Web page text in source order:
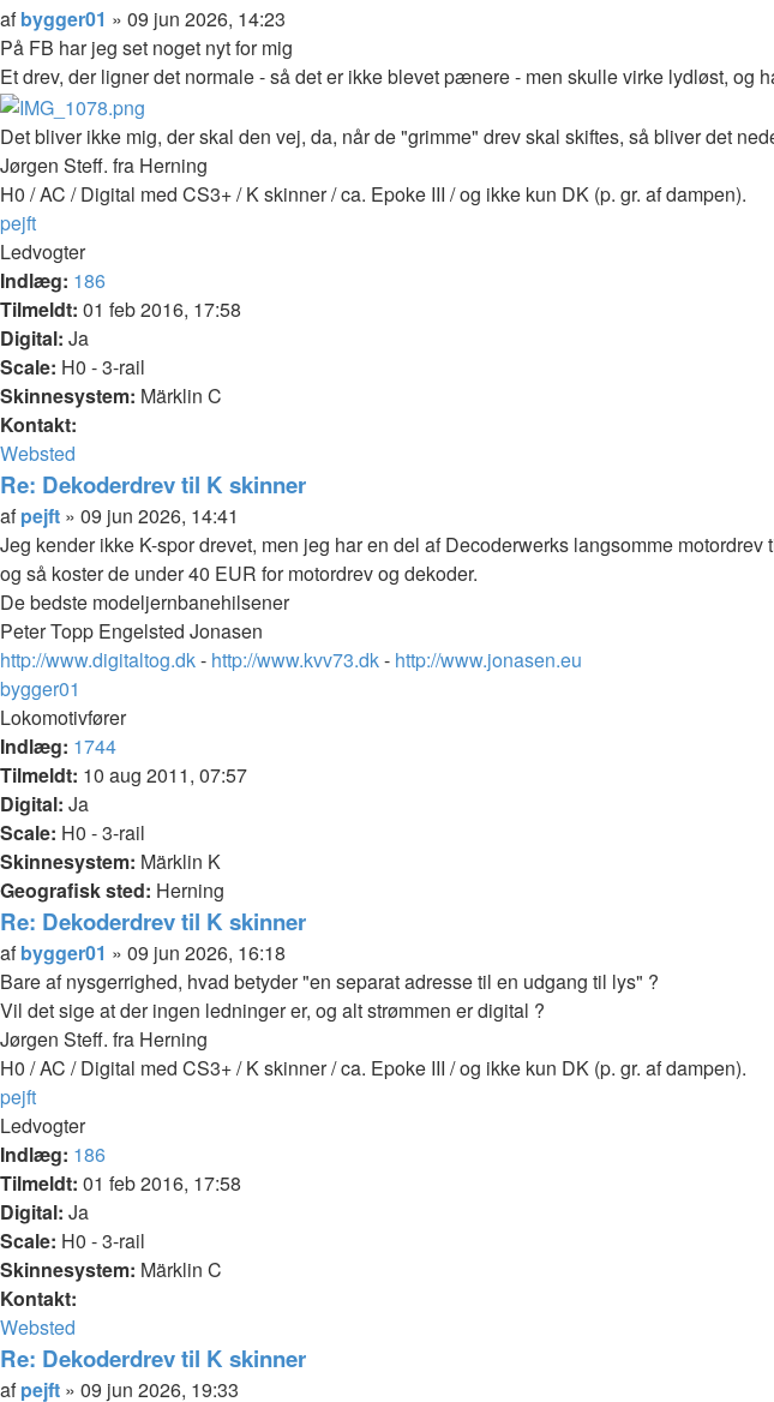
Citer
Indlæg
afbygger01 » 09 jun 2026, 14:23
På FB har jeg set noget nyt for mig
Et drev, der ligner det normale - så det er ikke blevet pænere - men skulle virke lydløst, og
Det bliver ikke mig, der skal den vej, da, når de "grimme" drev skal skiftes, så bliver det
Jørgen Steff. fra Herning
H0 / AC / Digital med CS3+ / K skinner / ca. Epoke III / og ikke kun DK (p. gr. af dampen).
Top
pejft
Ledvogter
Indlæg: 186
Tilmeldt: 01 feb 2016, 17:58
Digital: Ja
Scale: H0 - 3-rail
Skinnesystem: Märklin C
Kontakt:
Kontakt
pejft
Websted
Re: Dekoderdrev til K skinner
Citer
Indlæg
afpejft » 09 jun 2026, 14:41
Jeg kender ikke K-spor drevet, men jeg har en del af Decoderwerks langsomme
og så koster de under 40 EUR for motordrev og dekoder.
De bedste modeljernbanehilsener
Peter Topp Engelsted Jonasen
http://www.digitaltog.dk- http://www.kvv73.dk- http://www.jonasen.eu
Top
bygger01
Lokomotivfører
Indlæg: 1744
Tilmeldt: 10 aug 2011, 07:57
Digital: Ja
Scale: H0 - 3-rail
Skinnesystem: Märklin K
Geografisk sted: Herning
Re: Dekoderdrev til K skinner
Citer
Indlæg
afbygger01 » 09 jun 2026, 16:18
Bare af nysgerrighed, hvad betyder "en separat adresse til en udgang til lys" ?
Vil det sige at der ingen ledninger er, og alt strømmen er digital ?
Jørgen Steff. fra Herning
H0 / AC / Digital med CS3+ / K skinner / ca. Epoke III / og ikke kun DK (p. gr. af dampen).
Top
pejft
Ledvogter
Indlæg: 186
Tilmeldt: 01 feb 2016, 17:58
Digital: Ja
Scale: H0 - 3-rail
Skinnesystem: Märklin C
Kontakt:
Kontakt
pejft
Websted
Re: Dekoderdrev til K skinner
Citer
Indlæg
afpejft » 09 jun 2026, 19:33